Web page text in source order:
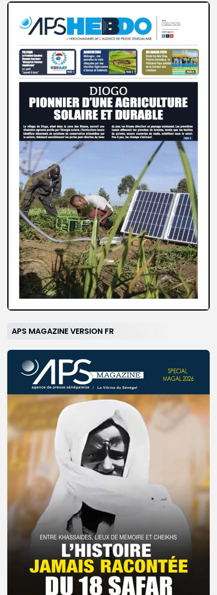
APS MAGAZINE VERSION FR